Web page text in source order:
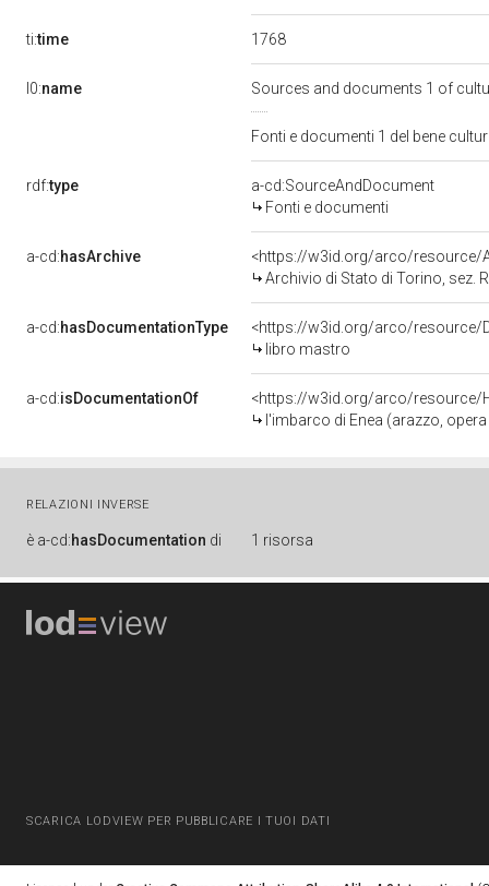
ti:time 1768
l0:name Sources and documents 1 of
Fonti e documenti 1 del bene
rdf:type
a-cd:SourceAndDocument
Fonti e documenti
a-cd:hasArchive
<https://w3id.org/arco/resource/
Archivio di Stato di Torino, sez.
a-cd:hasDocumentationType
<https://w3id.org/arco/resource/
libro mastro
a-cd:isDocumentationOf
<https://w3id.org/arco/resource/
l'imbarco di Enea (arazzo, opera isolata) di
RELAZIONI INVERSE
è a-cd:hasDocumentation di 1 risorsa
SCARICA LODVIEW PER PUBBLICARE I TUOI DATI